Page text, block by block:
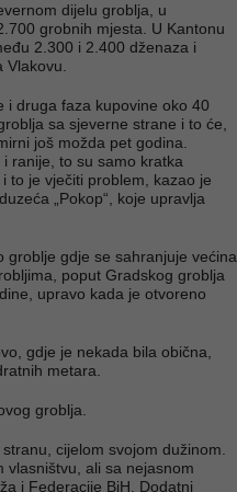
dijelu groblja, u
grobnih mjesta. U Kantonu
2.300 i 2.400 dženaza i
i druga faza kupovine oko 40
sa sjeverne strane i to će,
još možda pet godina.
ranije, to su samo kratka
to je vječiti problem, kazao je
„Pokop“, koje upravlja
groblje gdje se sahranjuje većina
poput Gradskog groblja
upravo kada je otvoreno
gdje je nekada bila obična,
metara.
groblja.
cijelom svojom dužinom.
vlasništvu, ali sa nejasnom
i Federacije BiH. Dodatni